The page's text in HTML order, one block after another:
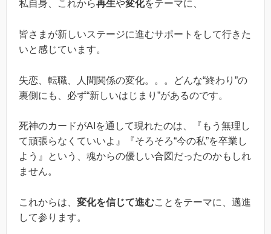
私自身、これから再生や変化をテーマに、
皆さまが新しいステージに進むサポートをして行きた
いと感じています。
失恋、転職、人間関係の変化。。。どんな“終わり”の
裏側にも、必ず“新しいはじまり”があるのです。
死神のカードがAIを通して現れたのは、『もう無理し
て頑張らなくていいよ』『そろそろ“今の私”を卒業し
よう』という、魂からの優しい合図だったのかもしれ
ません。
これからは、 変化を信じて進むことをテーマに、邁進
して参ります。